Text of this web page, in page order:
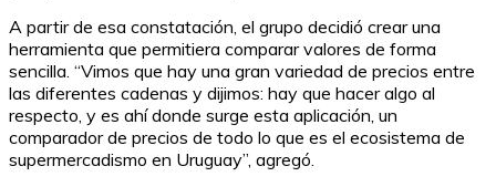
A partir de esa constatación, el grupo decidió crear una
herramienta que permitiera comparar valores de forma
sencilla. “Vimos que hay una gran variedad de precios entre
las diferentes cadenas y dijimos: hay que hacer algo al
respecto, y es ahí donde surge esta aplicación, un
comparador de precios de todo lo que es el ecosistema de
supermercadismo en Uruguay”, agregó.